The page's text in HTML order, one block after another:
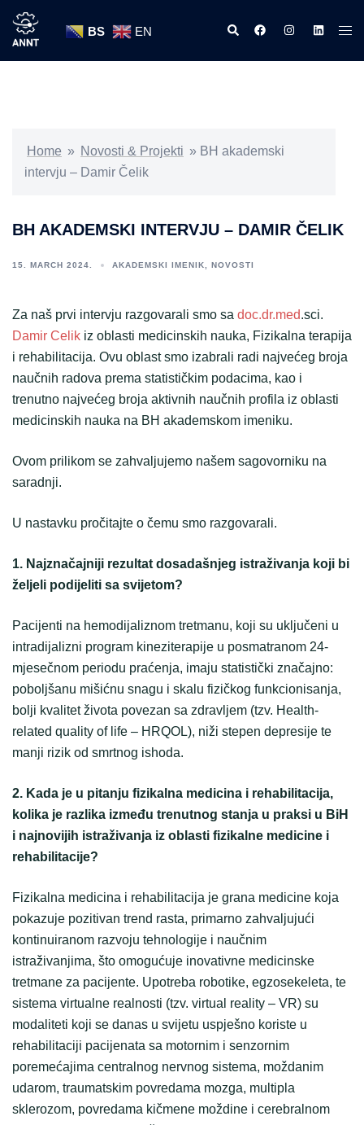
Skip
Searchhttps://https://https://
Home » Novosti & Projekti » BH akademski
intervju – Damir Čelik
BH AKADEMSKI INTERVJU – DAMIR ČELIK
15. MARCH 2024. AKADEMSKI IMENIK NOVOSTI
Za naš prvi intervju razgovarali smo sa doc.dr.med.sci.
Damir Celik iz oblasti medicinskih nauka, Fizikalna terapija
i rehabilitacija. Ovu oblast smo izabrali radi najvećeg broja
naučnih radova prema statističkim podacima, kao i
trenutno najvećeg broja aktivnih naučnih profila iz oblasti
medicinskih nauka na BH akademskom imeniku.
Ovom prilikom se zahvaljujemo našem sagovorniku na
saradnji.
U nastavku pročitajte o čemu smo razgovarali.
1. Najznačajniji rezultat dosadašnjeg istraživanja koji bi
željeli podijeliti sa svijetom?
Pacijenti na hemodijaliznom tretmanu, koji su uključeni u
intradijalizni program kineziterapije u posmatranom 24-
mjesečnom periodu praćenja, imaju statistički značajno:
poboljšanu mišićnu snagu i skalu fizičkog funkcionisanja,
bolji kvalitet života povezan sa zdravljem (tzv. Health-
related quality of life – HRQOL), niži stepen depresije te
manji rizik od smrtnog ishoda.
2. Kada je u pitanju fizikalna medicina i rehabilitacija,
kolika je razlika između trenutnog stanja u praksi u BiH
i najnovijih istraživanja iz oblasti fizikalne medicine i
rehabilitacije?
Fizikalna medicina i rehabilitacija je grana medicine koja
pokazuje pozitivan trend rasta, primarno zahvaljujući
kontinuiranom razvoju tehnologije i naučnim
istraživanjima, što omogućuje inovativne medicinske
tretmane za pacijente. Upotreba robotike, egzosekeleta, te
sistema virtualne realnosti (tzv. virtual reality – VR) su
modaliteti koji se danas u svijetu uspješno koriste u
rehabilitaciji pacijenata sa motornim i senzornim
poremećajima centralnog nervnog sistema, moždanim
udarom, traumatskim povredama mozga, multipla
sklerozom, povredama kičmene moždine i cerebralnom
BS EN